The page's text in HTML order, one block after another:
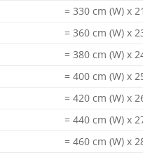
= 330 cm (W) x
= 360 cm (W) x
= 380 cm (W) x
= 400 cm (W) x
= 420 cm (W) x
= 440 cm (W) x
= 460 cm (W) x